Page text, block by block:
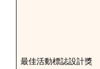
最佳活動標誌設計獎